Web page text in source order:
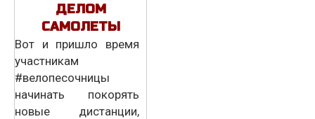
ДЕЛОМ
САМОЛЕТЫ
Вот и пришло время
участникам
#велопесочницы
начинать покорять
новые дистанции,